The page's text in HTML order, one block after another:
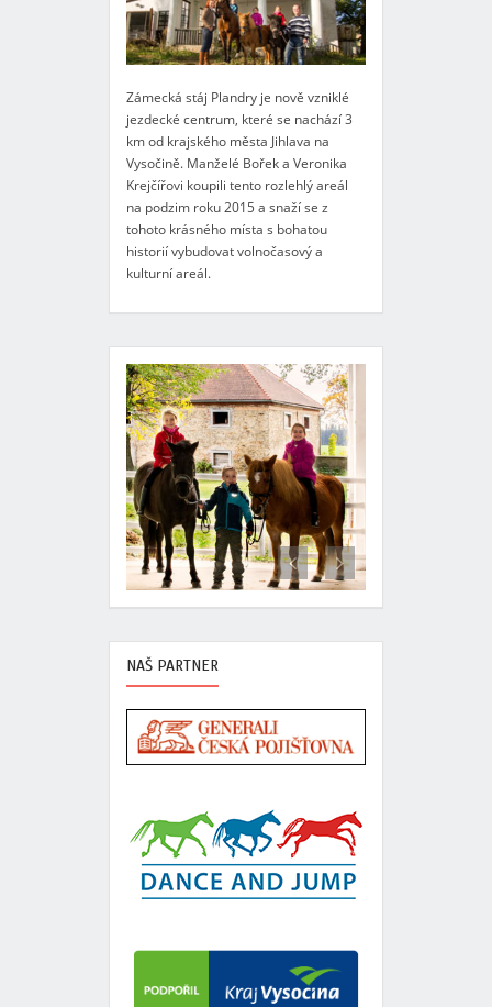
Zámecká stáj Plandry je nově vzniklé
jezdecké centrum, které se nachází 3
km od krajského města Jihlava na
Vysočině. Manželé Bořek a Veronika
Krejčířovi koupili tento rozlehlý areál
na podzim roku 2015 a snaží se z
tohoto krásného místa s bohatou
historií vybudovat volnočasový a
kulturní areál.
NAŠ PARTNER